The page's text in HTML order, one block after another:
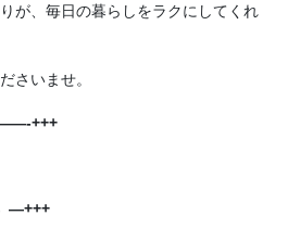
が、毎日の暮らしをラクにしてくれ
さいませ。
+++
—+++